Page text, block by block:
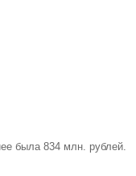
была 834 млн. рублей.